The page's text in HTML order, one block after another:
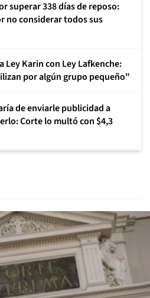
superar 338 días de reposo:
no considerar todos sus
Ley Karin con Ley Lafkenche:
por algún grupo pequeño"
de enviarle publicidad a
Corte lo multó con $4,3